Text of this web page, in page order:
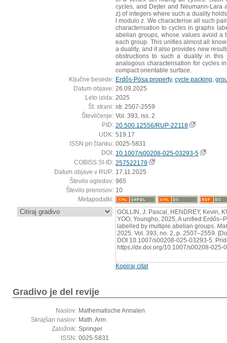
cycles, and Dejter and Neumann-Lara
z) of integers where such a duality
l modulo z. We characterise all such
characterisation to cycles in graphs
abelian groups, whose values avoid a
each group. This unifies almost all
a duality, and it also provides new
obstructions to such a duality in this
analogous characterisation for cycles
compact orientable surface.
Ključne besede: Erdős-Pósa property, cycle packing
Datum objave: 26.09.2025
Leto izida: 2025
Št. strani: str. 2507-2559
Številčenje: Vol. 393, iss. 2
PID: 20.500.12556/RUP-22118
UDK: 519.17
ISSN pri članku: 0025-5831
DOI: 10.1007/s00208-025-03293-5
COBISS.SI-ID: 257522179
Datum objave v RUP: 17.11.2025
Število ogledov: 965
Število prenosov: 10
Metapodatki:
: GOLLIN, J. Pascal, HENDREY, Kevin,
YOO, Youngho, 2025, A unified
labelled by multiple abelian groups.
2025. Vol. 393, no. 2, p. 2507–2559.
DOI 10.1007/s00208-025-03293-5.
https://dx.doi.org/10.1007/s00208-025-
Kopiraj citat
Gradivo je del revije
Naslov: Mathematische Annalen
Skrajšan naslov: Math. Ann.
Založnik: Springer
ISSN: 0025-5831